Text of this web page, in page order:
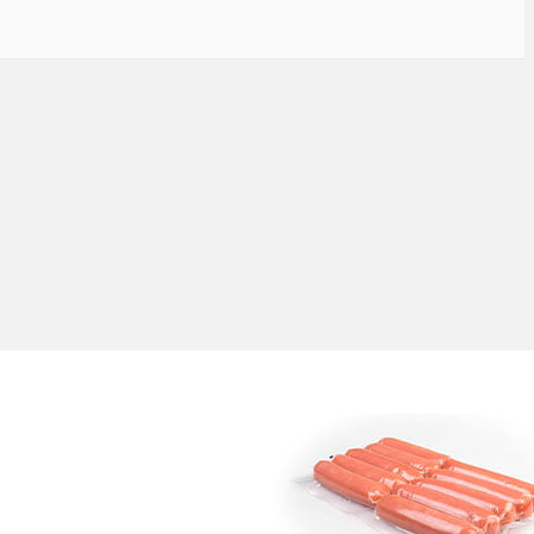
Korvförpackningsmaskin |
Vacuumförpackningsmaskin